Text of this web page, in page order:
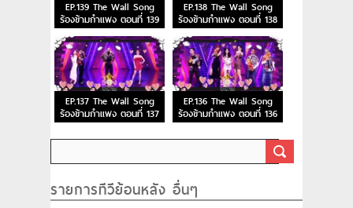
EP.139 The Wall Song
ร้องข้ามกำแพง ตอนที่ 139
EP.138 The Wall Song
ร้องข้ามกำแพง ตอนที่ 138
EP.137 The Wall Song
ร้องข้ามกำแพง ตอนที่ 137
EP.136 The Wall Song
ร้องข้ามกำแพง ตอนที่ 136
รายการทีวีย้อนหลัง อื่นๆ